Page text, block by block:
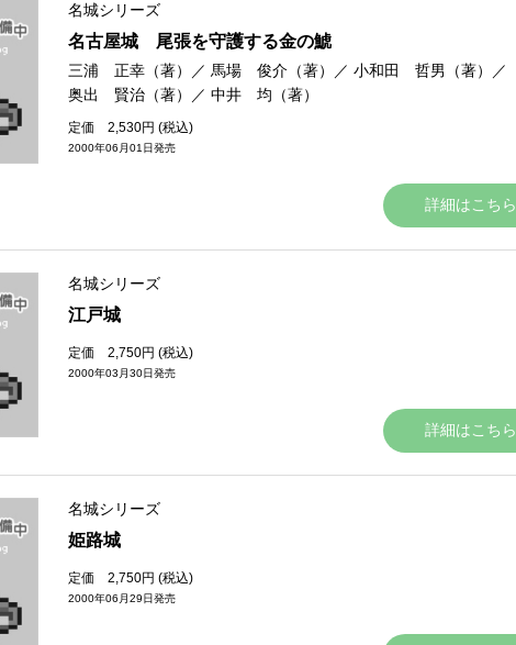
名城シリーズ
名古屋城 尾張を守護する金の鯱
三浦 正幸（著） ／ 馬場 俊介（著） ／ 小和田 哲男（著）
／
奥出 賢治（著）
／ 中井 均（著）
定価 2,530円 (税込)
2000年06月01日発売
詳細はこちら
名城シリーズ
江戸城
定価 2,750円 (税込)
2000年03月30日発売
詳細はこちら
名城シリーズ
姫路城
定価 2,750円 (税込)
2000年06月29日発売